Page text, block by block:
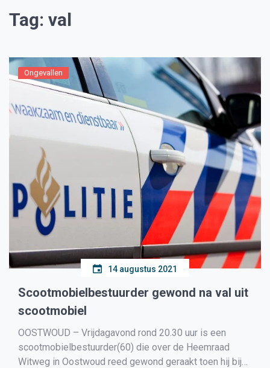
Tag: val
Ongevallen
14 augustus 2021
Scootmobielbestuurder gewond na val uit
scootmobiel
OOSTWOUD – Vrijdagavond rond 20.30 uur is een
scootmobielbestuurder(60) die over de Heemraad
Witweg in Oostwoud reed gewond geraakt toen hij bij